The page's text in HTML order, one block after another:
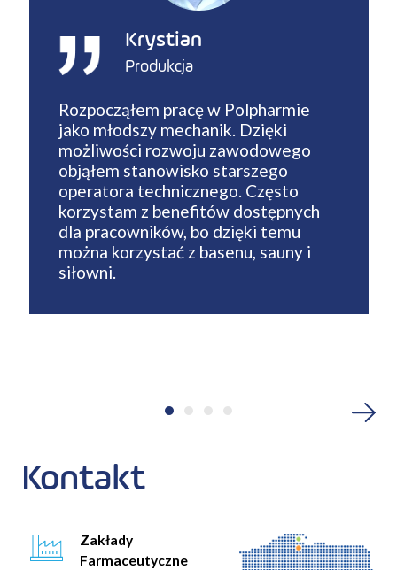
Krystian
Produkcja
Rozpocząłem pracę w Polpharmie
jako młodszy mechanik. Dzięki
możliwości rozwoju zawodowego
objąłem stanowisko starszego
operatora technicznego. Często
korzystam z benefitów dostępnych
dla pracowników, bo dzięki temu
można korzystać z basenu, sauny i
siłowni.
Kontakt
Zakłady
Farmaceutyczne